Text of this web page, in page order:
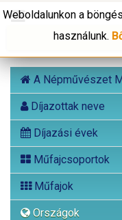
A Népművészet
Díjazottak neve
Díjazási évek
Műfajcsoportok
Műfajok
Országok
Weboldalunkon a
használunk.